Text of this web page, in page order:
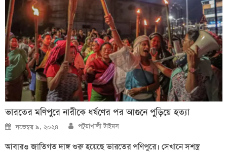
ভারতের মণিপুরে নারীকে ধর্ষণের পর আগুনে পুড়িয়ে হত্যা
Posted
on
নভেম্বর ৯, ২০২৪ Author
পটুয়াখালী টাইমস
আবারও জাতিগত দাঙ্গ শুরু হয়েছে ভারতের পণিপুরে। সেখানে সশস্ত্র